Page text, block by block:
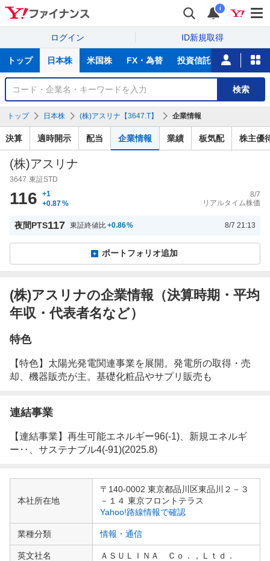
i
ログイン ID新規取得
サ
トップ 日本株 米国株 FX・為替 投資信託 ニュース
銘
検
索
検索
トップ 日本株 (株)アスリナ【3647.T】 企業情報
決算 適時開示 配当 企業情報 業績 板気配 株主優
(株)アスリナ
3647 東証STD
116
+1
+0.87%
8/7
リアルタイム株価
夜間PTS117 東証終値比+0.86% 8/7 21:13
ポートフォリオ追加
(株)アスリナの企業情報（決算時期・平均
年収・代表者名など）
特色
【特色】太陽光発電関連事業を展開。発電所の取得・売
却、機器販売が主。基礎化粧品やサプリ販売も
連結事業
【連結事業】再生可能エネルギー96(-1)、新規エネルギ
ー‥、サステナブル4(-91)(2025.8)
企
情本社所在地
〒140-0002 東京都品川区東品川２－３
－１４ 東京フロントテラス
Yahoo!路線情報で確認
業種分類 情報・通信
英文社名 ＡＳＵＬＩＮＡ Ｃｏ．，Ｌｔｄ．